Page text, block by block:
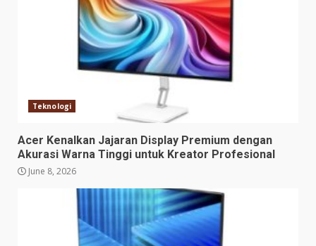
Teknologi
Acer Kenalkan Jajaran Display Premium dengan
Akurasi Warna Tinggi untuk Kreator Profesional
June 8, 2026